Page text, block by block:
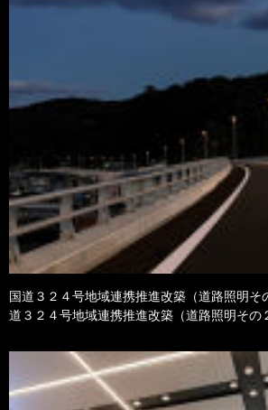
国道３２４号地域連携推進改築（道路照
道３２４号地域連携推進改築（道路照明その